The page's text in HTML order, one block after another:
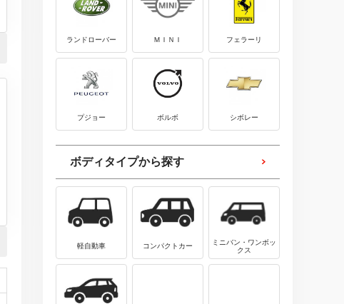
ランドローバー ＭＩＮＩ フェラーリ
プジョー ボルボ シボレー
ボディタイプから探す
軽自動車 コンパクトカー
ミニバン・ワンボッ
クス